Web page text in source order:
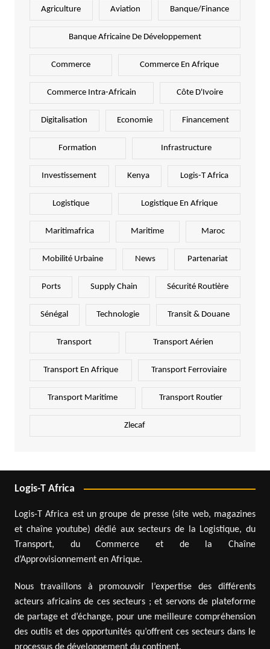
Agriculture Aviation Banque/Finance
Banque Africaine De Développement
Commerce Commerce En Afrique
Commerce Intra-Africain Côte D'Ivoire
Digitalisation Economie Financement
Formation Infrastructure
Investissement Kenya Logis-T Africa
Logistique Logistique En Afrique
Maritimafrica Maritime Maroc
Mobilité Urbaine News Partenariat
Ports Supply Chain Sécurité Routière
Sénégal Technologie Transit & Douane
Transport Transport Aérien
Transport En Afrique Transport Ferroviaire
Transport Maritime Transport Routier
Zlecaf
Logis-T Africa
Logis-T Africa est un groupe de presse (site web, magazines
et chaîne youtube) dédié aux secteurs de la Logistique, du
Transport, du Commerce et de la Chaîne
d’Approvisionnement en Afrique.
Nous travaillons à promouvoir l’expertise des différents
acteurs africains de ces secteurs ; et servons de plateforme
de partage et d’échange, pour une meilleure compréhension
des outils et des opportunités qu’offrent ces secteurs dans le
processus de développement du continent.